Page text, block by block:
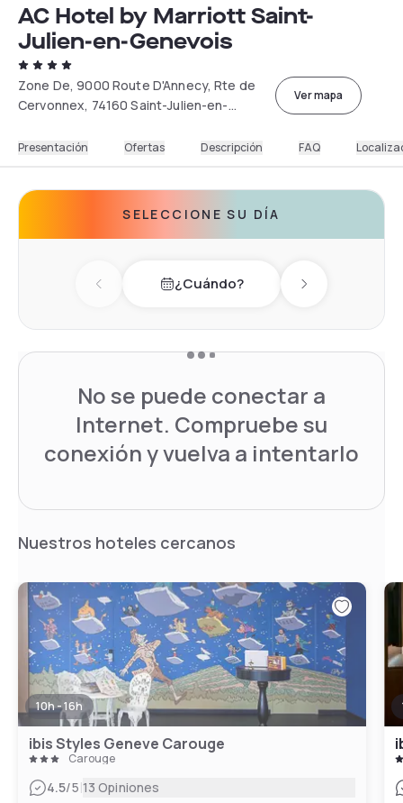
AC Hotel by Marriott Saint-
Julien-en-Genevois
Zone De, 9000 Route D'Annecy, Rte de
Cervonnex, 74160 Saint-Julien-en-
Ver mapa
Presentación Ofertas Descripción FAQ
SELECCIONE SU DÍA
Previous day¿Cuándo? Next day
No se puede conectar a
Internet. Compruebe su
conexión y vuelva a intentarlo
Nuestros hoteles cercanos
10h - 16h
ibis Styles Geneve Carouge
Carouge
4.5/5|13 Opiniones